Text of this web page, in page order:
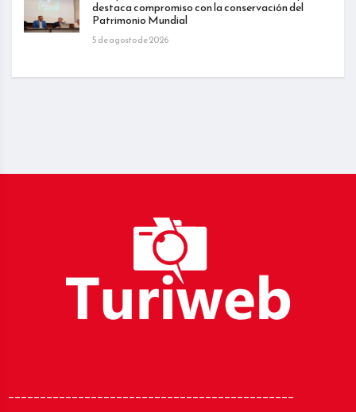
destaca compromiso con la conservación del
Patrimonio Mundial
5 de agosto de 2026
_____________________________________________